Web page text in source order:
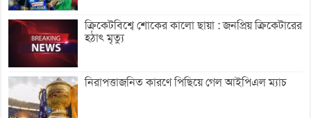
ক্রিকেটবিশ্বে শোকের কালো ছায়া : জনপ্রিয় ক্রিকেটারের
হঠাৎ মৃত্যু
নিরাপত্তাজনিত কারণে পিছিয়ে গেল আইপিএল ম্যাচ